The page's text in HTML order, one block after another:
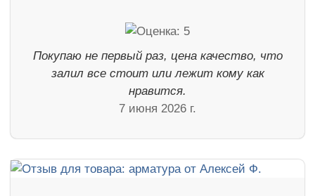
Покупаю не первый раз, цена качество, что
залил все стоит или лежит кому как
нравится.
7 июня 2026 г.